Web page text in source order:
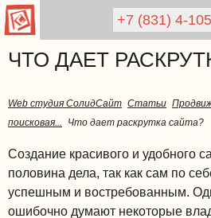
ЧТО ДАЕТ
+7 (831) 4-
Web студия СолидСайт Статьи
поисковая...
Что дает раскрутка сайта?
Создание красивого и удобного
половина дела, так как сам по
успешным и востребованным.
ошибочно думают некоторые